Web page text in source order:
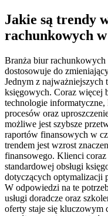
Jakie są trendy
rachunkowych
Branża biur
dostosowuje do
Jednym z najważniejszych
księgowych. Coraz więcej
technologie
procesów oraz
możliwe jest szybsze
raportów finansowych w
trendem jest wzrost
finansowego. Klienci
standardowej obsługi
dotyczących optymalizacji
W odpowiedzi na te
usługi doradcze oraz
oferty staje się kluczowym